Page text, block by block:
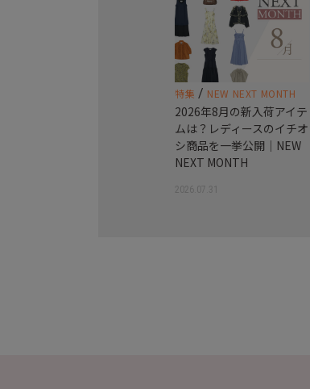
特集 / NEW NEXT MONTH
2026年8月の新入荷アイテ
ムは？レディースのイチオ
シ商品を一挙公開｜NEW
NEXT MONTH
2026.07.31